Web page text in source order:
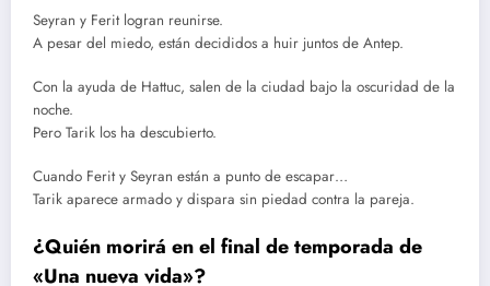
Seyran y Ferit logran reunirse.
A pesar del miedo, están decididos a huir juntos de Antep.
Con la ayuda de Hattuc, salen de la ciudad bajo la oscuridad de la
noche.
Pero Tarik los ha descubierto.
Cuando Ferit y Seyran están a punto de escapar…
Tarik aparece armado y dispara sin piedad contra la pareja.
¿Quién morirá en el final de temporada de
«Una nueva vida»?